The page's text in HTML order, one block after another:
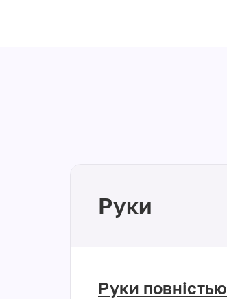
Руки
Руки повністью